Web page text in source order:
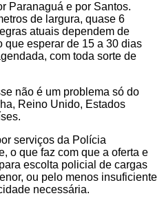
Paranaguá e por Santos.
de largura, quase 6
atuais dependem de
esperar de 15 a 30 dias
com toda sorte de
não é um problema só do
Reino Unido, Estados
serviços da Polícia
o que faz com que a oferta e
escolta policial de cargas
ou pelo menos insuficiente
necessária.